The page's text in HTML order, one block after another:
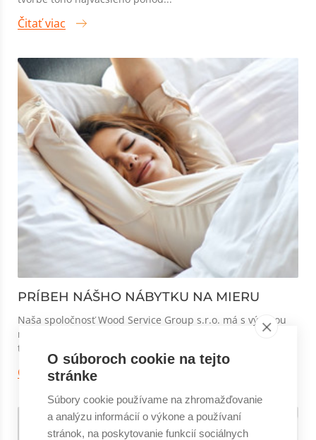
Čitať viac
PRÍBEH NÁŠHO NÁBYTKU NA MIERU
Naša spoločnosť Wood Service Group s.r.o. má s výrobou
nábytku na mieru dlhoročné skúsenosti. Venujeme sa jej
totiž dennodenne už od roku...
Čitať viac
O súboroch cookie na tejto
stránke
Súbory cookie používame na zhromažďovanie
a analýzu informácií o výkone a používaní
stránok, na poskytovanie funkcií sociálnych